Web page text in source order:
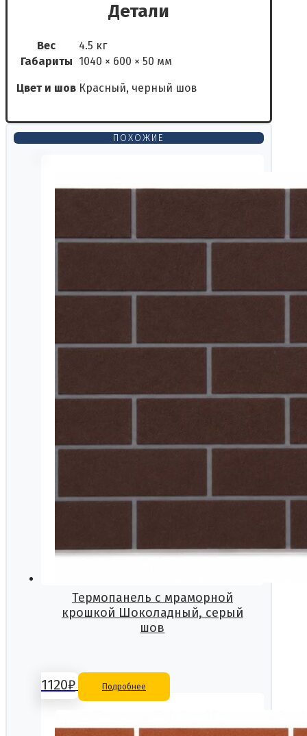
Детали
Вес
4.5 кг
Габариты 1040 × 600 × 50 мм
Цвет и шов Красный, черный шов
ПОХОЖИЕ
Термопанель с мраморной
крошкой Шоколадный, серый
шов
1120₽ Подробнее